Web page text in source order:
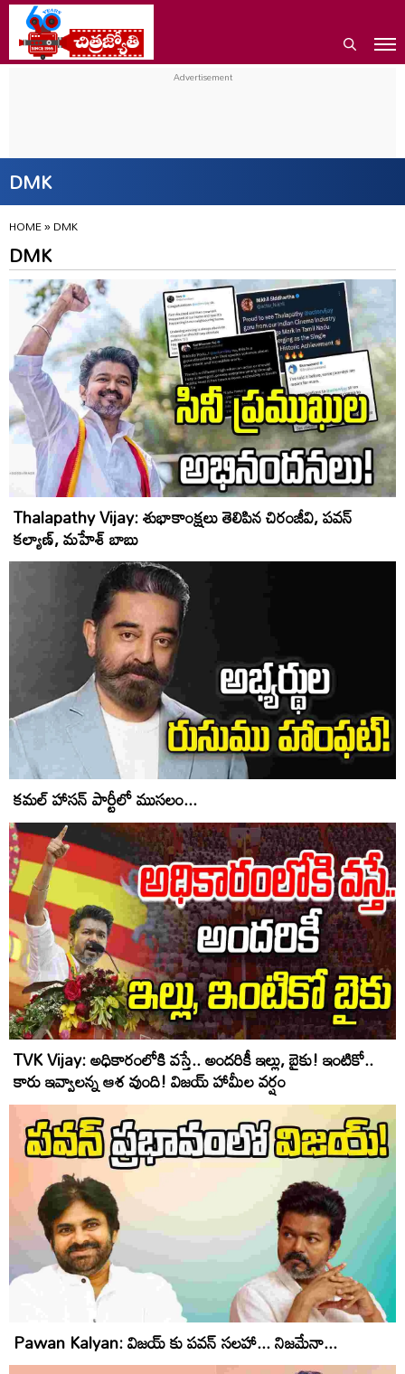
DMK
HOME»DMK
DMK
Thalapathy Vijay: శుభాకాంక్ష‌లు తెలిపిన చిరంజీవి, ప‌వ‌న్
క‌ల్యాణ్‌, మ‌హేశ్ బాబు
కమల్ హాసన్‌ పార్టీలో ముసలం...
TVK Vijay: అధికారంలోకి వస్తే.. అందరికీ ఇల్లు, బైకు! ఇంటికో..
కారు ఇవ్వాలన్న ఆశ వుంది! విజయ్ హామీల వర్షం
Pawan Kalyan: విజయ్ కు పవన్ సలహా... నిజమేనా...